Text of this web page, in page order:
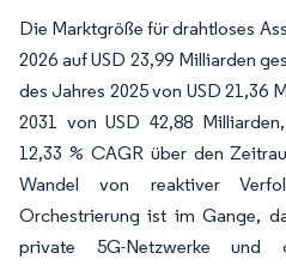
Die Marktgröße für drahtloses
2026 auf USD 23,99 Milliarden
des Jahres 2025 von USD 21,36
2031 von USD 42,88
12,33 % CAGR über den
Wandel von reaktiver
Orchestrierung ist im Gange,
private 5G-Netzwerke und